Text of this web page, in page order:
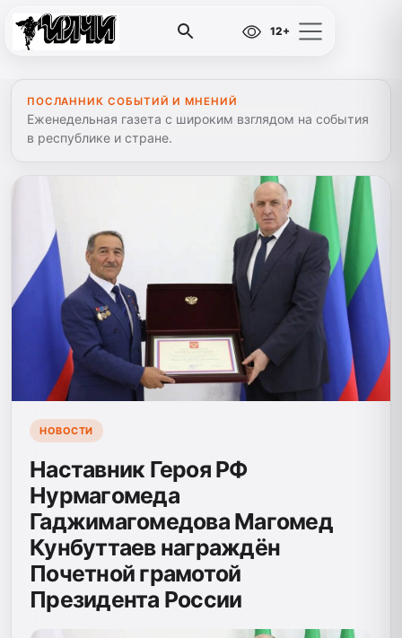
12+
ПОСЛАННИК СОБЫТИЙ И МНЕНИЙ
Еженедельная газета с широким взглядом на события
в республике и стране.
НОВОСТИ
Наставник Героя РФ
Нурмагомеда
Гаджимагомедова Магомед
Кунбуттаев награждён
Почетной грамотой
Президента России